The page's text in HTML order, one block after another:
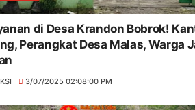
di Desa Krandon Bobrok!
Perangkat Desa Malas, Warga
3/07/2025 02:08:00 PM